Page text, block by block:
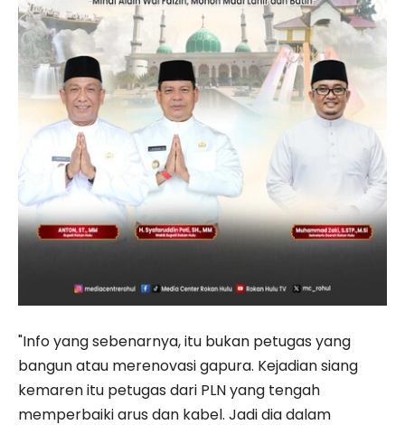
"Info yang sebenarnya, itu bukan petugas yang
bangun atau merenovasi gapura. Kejadian siang
kemaren itu petugas dari PLN yang tengah
memperbaiki arus dan kabel. Jadi dia dalam